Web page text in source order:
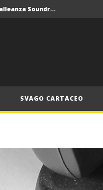
Crolla il monopolio Siae con alleanza Soundreef – LEA
Crolla il monopolio Siae con alleanza Soundreef – LEA
SVAGO CARTACEO